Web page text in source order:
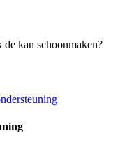
de kan schoonmaken?